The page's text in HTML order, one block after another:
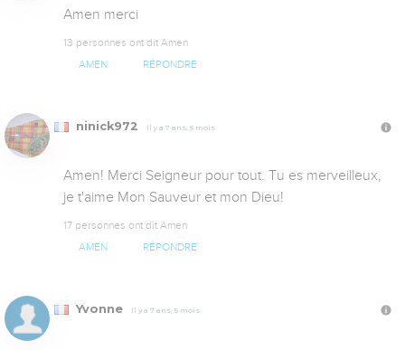
Amen merci
13 personnes ont dit Amen
AMEN RÉPONDRE
ninick972 Il y a 7 ans, 5 mois
Amen! Merci Seigneur pour tout. Tu es merveilleux,
je t'aime Mon Sauveur et mon Dieu!
17 personnes ont dit Amen
AMEN RÉPONDRE
Yvonne Il y a 7 ans, 5 mois